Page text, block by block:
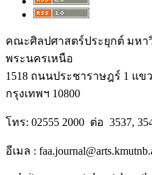
คณะศิลปศาสตร์ประยุกต์ มหา
พระนครเหนือ
1518 ถนนประชาราษฎร์ 1 แข
กรุงเทพฯ 10800
โทร: 02555 2000 ต่อ 3537,
อีเมล :